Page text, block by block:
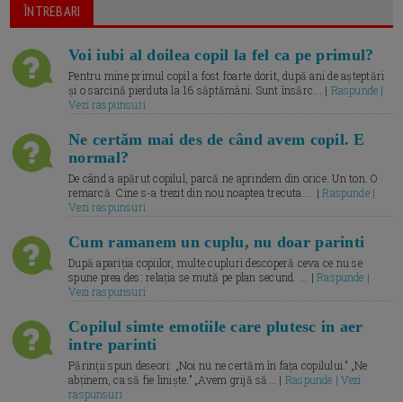
ÎNTREBARI
Voi iubi al doilea copil la fel ca pe primul?
Pentru mine primul copil a fost foarte dorit, după ani de așteptări
și o sarcină pierduta la 16 săptămâni. Sunt însărc... | Raspunde |
Vezi raspunsuri
Ne certăm mai des de când avem copil. E
normal?
De când a apărut copilul, parcă ne aprindem din orice. Un ton. O
remarcă. Cine s-a trezit din nou noaptea trecuta.... |Raspunde |
Vezi raspunsuri
Cum ramanem un cuplu, nu doar parinti
După apariția copiilor, multe cupluri descoperă ceva ce nu se
spune prea des: relația se mută pe plan secund. ... |Raspunde |
Vezi raspunsuri
Copilul simte emotiile care plutesc in aer
intre parinti
Părinții spun deseori: „Noi nu ne certăm în fața copilului.” „Ne
abținem, ca să fie liniște.” „Avem grijă să... | Raspunde | Vezi
raspunsuri